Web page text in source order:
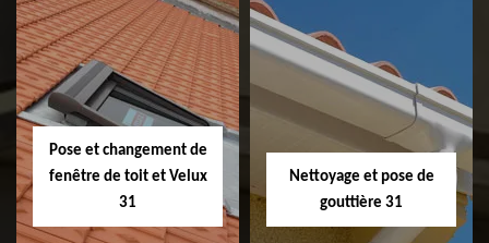
Couvreur 31
Etanchéité de
faitage et faitière
31
Pose et changement de
fenêtre de toit et Velux
31
Nettoyage et pose de
gouttière 31